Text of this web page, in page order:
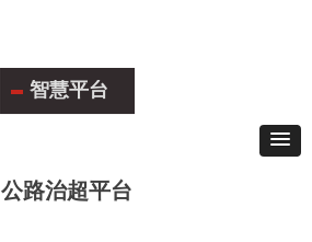
公路治超平台
智慧平台